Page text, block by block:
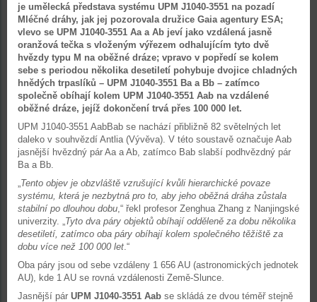
je umělecká představa systému UPM J1040-3551 na pozadí
Mléčné dráhy, jak jej pozorovala družice Gaia agentury ESA;
vlevo se UPM J1040-3551 Aa a Ab jeví jako vzdálená jasně
oranžová tečka s vloženým výřezem odhalujícím tyto dvě
hvězdy typu M na oběžné dráze; vpravo v popředí se kolem
sebe s periodou několika desetiletí pohybuje dvojice chladných
hnědých trpaslíků – UPM J1040-3551 Ba a Bb – zatímco
společně obíhají kolem UPM J1040-3551 Aab na vzdálené
oběžné dráze, jejíž dokončení trvá přes 100 000 let.
UPM J1040-3551 AabBab se nachází přibližně 82 světelných let
daleko v souhvězdí Antlia (Vývěva). V této soustavě označuje Aab
jasnější hvězdný pár Aa a Ab, zatímco Bab slabší podhvězdný pár
Ba a Bb.
Tento objev je obzvláště vzrušující kvůli hierarchické povaze
systému, která je nezbytná pro to, aby jeho oběžná dráha zůstala
stabilní po dlouhou dobu ,“ řekl profesor Zenghua Zhang z Nanjingské
univerzity. „ Tyto dva páry objektů obíhají odděleně za dobu několika
desetiletí, zatímco oba páry obíhají kolem společného těžiště za
dobu více než 100 000 let .“
Oba páry jsou od sebe vzdáleny 1 656 AU (astronomických jednotek
AU), kde 1 AU se rovná vzdálenosti Země-Slunce.
Jasnější pár UPM J1040-3551 Aab se skládá ze dvou téměř stejně